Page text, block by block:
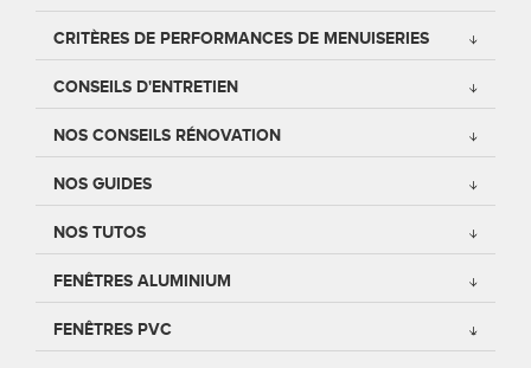
CRITÈRES DE PERFORMANCES DE MENUISERIES
CONSEILS D'ENTRETIEN
NOS CONSEILS RÉNOVATION
NOS GUIDES
NOS TUTOS
FENÊTRES ALUMINIUM
FENÊTRES PVC
Télécharger le catalogue
Télécharger le catalogue
Conseils pour choisir